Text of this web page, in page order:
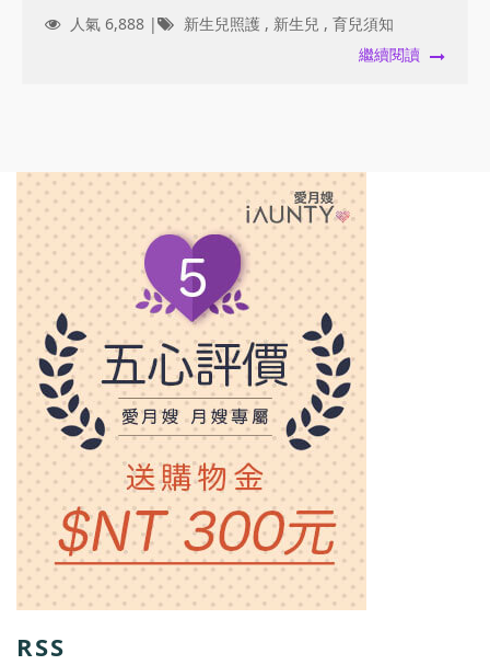
人氣 6,888 | 新生兒照護 , 新生兒 , 育兒須知
繼續閱讀
RSS